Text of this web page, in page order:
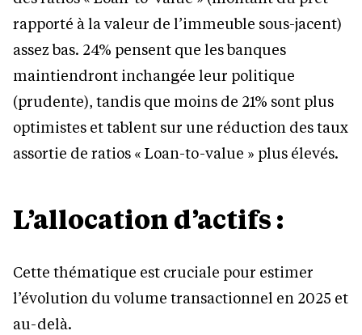
rapporté à la valeur de l’immeuble sous-jacent)
assez bas. 24% pensent que les banques
maintiendront inchangée leur politique
(prudente), tandis que moins de 21% sont plus
optimistes et tablent sur une réduction des taux
assortie de ratios « Loan-to-value » plus élevés.
L’allocation d’actifs :
Cette thématique est cruciale pour estimer
l’évolution du volume transactionnel en 2025 et
au-delà.